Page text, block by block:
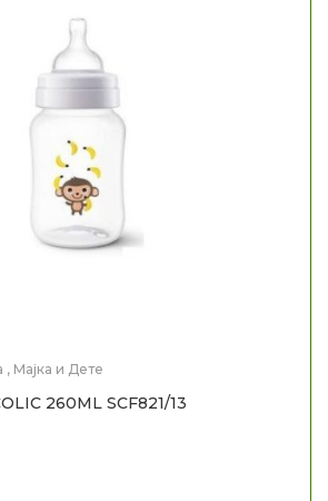
, Мајка и Дете
260ML SCF821/13